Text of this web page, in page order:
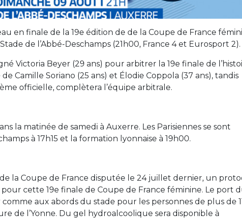
en finale de la 19e édition de de la Coupe de France
de l’Abbé-Deschamps (21h00, France 4 et Eurosport 2).
Victoria Beyer (29 ans) pour arbitrer la 19e finale de
Camille Soriano (25 ans) et Élodie Coppola (37 ans), tandis
officielle, complètera l’équipe arbitrale.
la matinée de samedi à Auxerre. Les Parisiennes se sont
à 17h15 et la formation lyonnaise à 19h00.
la Coupe de France disputée le 24 juillet dernier, un
cette 19e finale de Coupe de France féminine. Le port
aux abords du stade pour les personnes de plus de
de l’Yonne. Du gel hydroalcoolique sera disponible à